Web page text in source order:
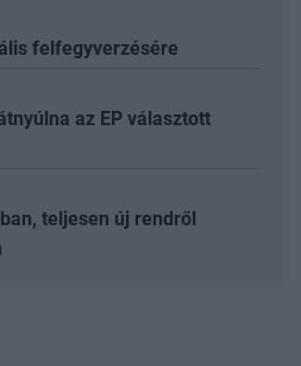
felfegyverzésére
az EP választott
teljesen új rendről